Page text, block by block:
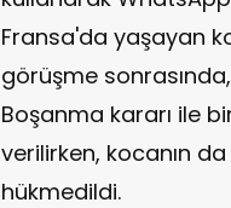
Fransa'da yaşayan
görüşme
Boşanma kararı ile
verilirken, kocanın
hükmedildi.